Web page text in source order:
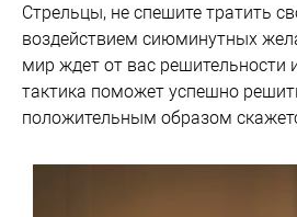
Стрельцы, не спешите тратить
воздействием сиюминутных
мир ждет от вас решительности
тактика поможет успешно
положительным образом